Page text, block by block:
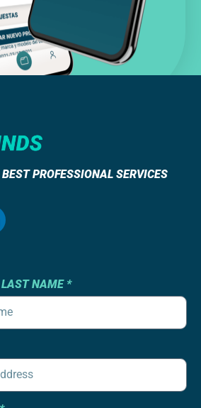
PROFESSIONAL SERVICES
NAME *